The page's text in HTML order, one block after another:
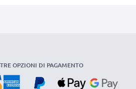
OPZIONI DI PAGAMENTO